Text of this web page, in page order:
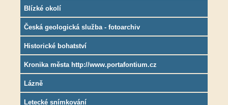
Blízké okolí
Česká geologická služba - fotoarchiv
Historické bohatství
Kronika města http://www.portafontium.cz
Lázně
Letecké snímkování